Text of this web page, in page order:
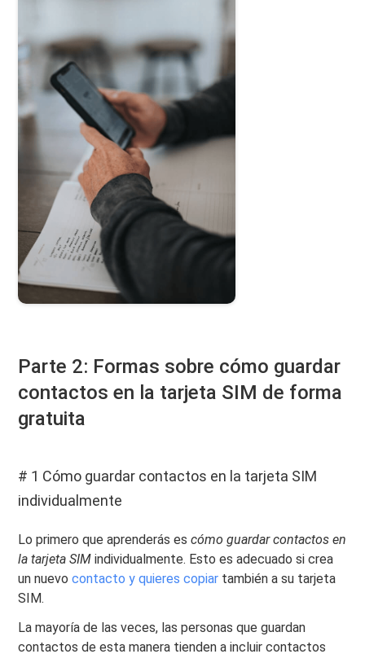
Parte 2: Formas sobre cómo guardar
contactos en la tarjeta SIM de forma
gratuita
# 1 Cómo guardar contactos en la tarjeta SIM
individualmente
Lo primero que aprenderás escómo guardar contactos en
la tarjeta SIMindividualmente. Esto es adecuado si crea
un nuevocontacto y quieres copiar también a su tarjeta
SIM.
La mayoría de las veces, las personas que guardan
contactos de esta manera tienden a incluir contactos